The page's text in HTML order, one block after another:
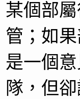
某個部
管；如
是一個
隊，但